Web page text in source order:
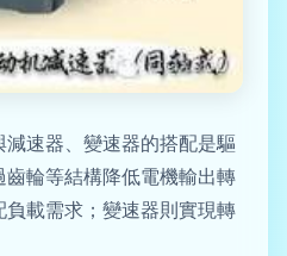
速器、變速器的搭配是驅
輪等結構降低電機輸出轉
載需求；變速器則實現轉